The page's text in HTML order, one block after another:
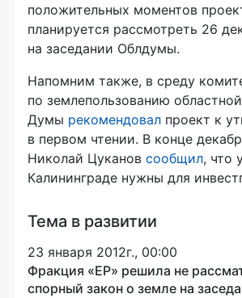
положительных моментов
планируется рассмотреть 26
на заседании Облдумы.
Напомним также, в среду
по землепользованию областной
Думы рекомендовал проект к
в первом чтении. В конце
Николай Цуканов сообщил, что
Калининграде нужны для
Тема в развитии
23 января 2012г., 00:00
Фракция «ЕР» решила не
спорный закон о земле на